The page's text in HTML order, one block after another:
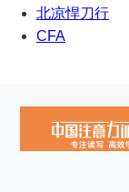
北凉悍刀行
CFA